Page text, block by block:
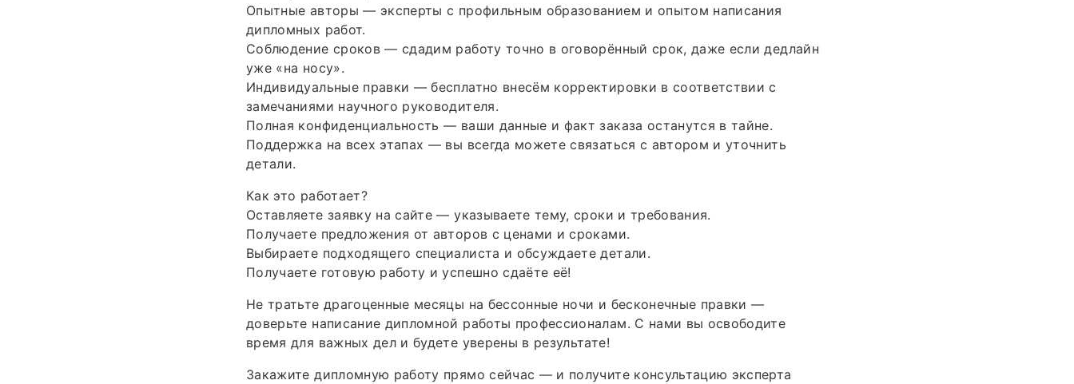
Опытные авторы — эксперты с профильным образованием и опытом написания
дипломных работ.
Соблюдение сроков — сдадим работу точно в оговорённый срок, даже если дедлайн
уже «на носу».
Индивидуальные правки — бесплатно внесём корректировки в соответствии с
замечаниями научного руководителя.
Полная конфиденциальность — ваши данные и факт заказа останутся в тайне.
Поддержка на всех этапах — вы всегда можете связаться с автором и уточнить
детали.
Как это работает?
Оставляете заявку на сайте — указываете тему, сроки и требования.
Получаете предложения от авторов с ценами и сроками.
Выбираете подходящего специалиста и обсуждаете детали.
Получаете готовую работу и успешно сдаёте её!
Не тратьте драгоценные месяцы на бессонные ночи и бесконечные правки —
доверьте написание дипломной работы профессионалам. С нами вы освободите
время для важных дел и будете уверены в результате!
Закажите дипломную работу прямо сейчас — и получите консультацию эксперта